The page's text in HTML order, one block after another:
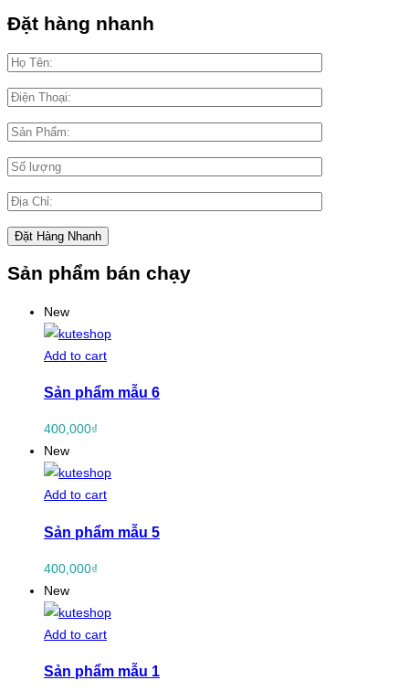
Đặt hàng nhanh
Sản phẩm bán chạy
New
Add to cart
Sản phẩm mẫu 6
400,000₫
New
Add to cart
Sản phẩm mẫu 5
400,000₫
New
Add to cart
Sản phẩm mẫu 1